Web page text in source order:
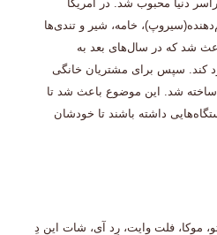
در سراسر دنیا محبوب شد. در آمریکا
خامه، شیر و تندی‌ها
شد که در سال‌های بعد به
کند. سپس برای مشتریان خانگی
ساخته شد. این موضوع باعث شد تا
داشته باشند تا خودشان
موکا، فلت وایت، رِد آی، شات این دِ